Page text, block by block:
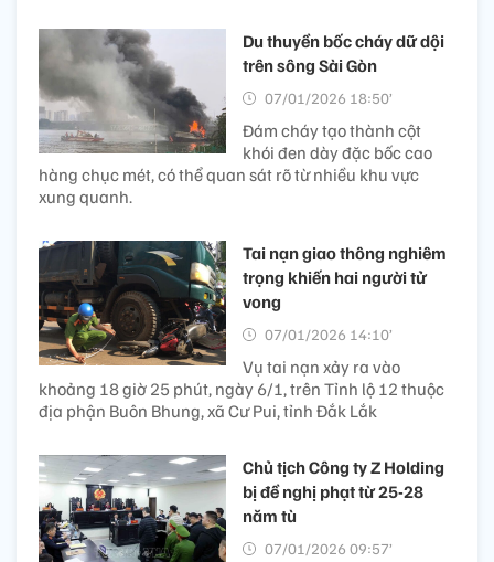
Du thuyền bốc cháy dữ dội
trên sông Sài Gòn
07/01/2026 18:50’
Đám cháy tạo thành cột
khói đen dày đặc bốc cao
hàng chục mét, có thể quan sát rõ từ nhiều khu vực
xung quanh.
Tai nạn giao thông nghiêm
trọng khiến hai người tử
vong
07/01/2026 14:10’
Vụ tai nạn xảy ra vào
khoảng 18 giờ 25 phút, ngày 6/1, trên Tỉnh lộ 12 thuộc
địa phận Buôn Bhung, xã Cư Pui, tỉnh Đắk Lắk
Chủ tịch Công ty Z Holding
bị đề nghị phạt từ 25-28
năm tù
07/01/2026 09:57’